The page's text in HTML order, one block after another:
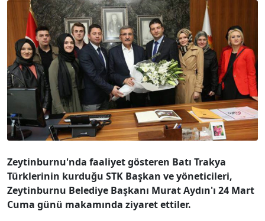
Zeytinburnu'nda faaliyet gösteren Batı Trakya
Türklerinin kurduğu STK Başkan ve yöneticileri,
Zeytinburnu Belediye Başkanı Murat Aydın'ı 24 Mart
Cuma günü makamında ziyaret ettiler.